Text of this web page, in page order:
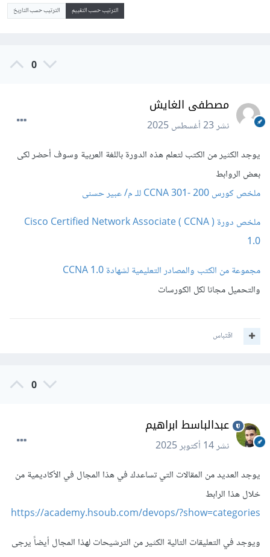
الترتيب حسب التقييم الترتيب حسب التاريخ
0
مصطفى الغايش
نشر23 أغسطس 2025
يوجد الكثير من الكتب لتعلم هذه الدورة باللغة العربية وسوف أحضر لكى
بعض الروابط
ملخص كورس 200 -301 CCNA للـ م/ عبير حسنى
ملخص دورة ( CCNA ) Cisco Certified Network Associate
1.0
مجموعة من الكتب والمصادر التعليمية لشهادة CCNA 1.0
والتحميل مجانا لكل الكورسات
اقتباس
0
عبدالباسط ابراهيم
نشر14 أكتوبر 2025
يوجد العديد من المقالات التي تساعدك في هذا المجال في الأكاديمية من
خلال هذا الرابط
https://academy.hsoub.com/devops/?show=categories
ويوجد في التعليقات التالية الكثير من الترشيحات لهذا المجال أيضاً يرجى